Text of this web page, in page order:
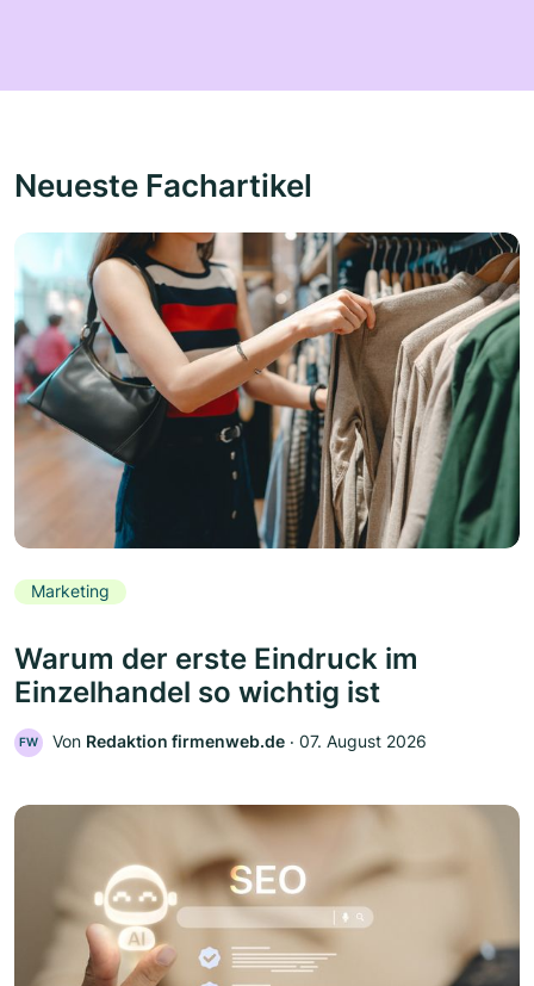
Neueste Fachartikel
Marketing
Warum der erste Eindruck im
Einzelhandel so wichtig ist
FW Von Redaktion firmenweb.de ‧ 07. August 2026